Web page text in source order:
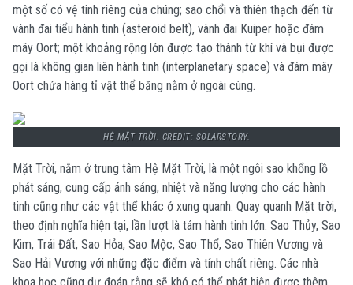
một số có vệ tinh riêng của chúng; sao chổi và thiên thạch đến từ
vành đai tiểu hành tinh (asteroid belt), vành đai Kuiper hoặc đám
mây Oort; một khoảng rộng lớn được tạo thành từ khí và bụi được
gọi là không gian liên hành tinh (interplanetary space) và đám mây
Oort chứa hàng tỉ vật thể băng nằm ở ngoài cùng.
HỆ MẶT TRỜI. CREDIT: SOLARSTORY.
Mặt Trời, nằm ở trung tâm Hệ Mặt Trời, là một ngôi sao khổng lồ
phát sáng, cung cấp ánh sáng, nhiệt và năng lượng cho các hành
tinh cũng như các vật thể khác ở xung quanh. Quay quanh Mặt trời,
theo định nghĩa hiện tại, lần lượt là tám hành tinh lớn: Sao Thủy, Sao
Kim, Trái Đất, Sao Hỏa, Sao Mộc, Sao Thổ, Sao Thiên Vương và
Sao Hải Vương với những đặc điểm và tính chất riêng. Các nhà